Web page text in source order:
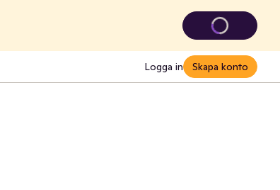
Logga in Skapa konto